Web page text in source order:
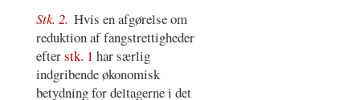
Stk. 2. Hvis en afgørelse om
reduktion af fangstrettigheder
efterstk. 1 har særlig
indgribende økonomisk
betydning for deltagerne i det